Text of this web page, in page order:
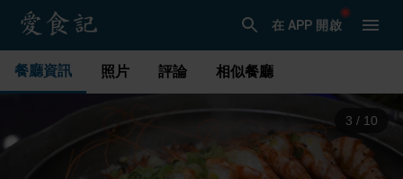
在 APP 開啟
餐廳資訊 照片 評論 相似餐廳
3 / 10